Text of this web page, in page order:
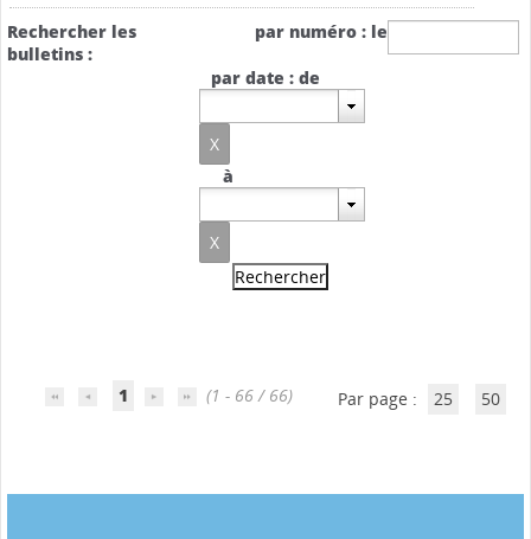
Rechercher les
bulletins :
par numéro : le
par date : de
à
1 (1 - 66 / 66) Par page : 25 50